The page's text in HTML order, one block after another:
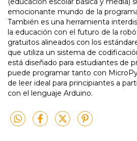
emocionante mundo de la
También es una herramienta
la educación con el futuro de la
gratuitos alineados con los
que utiliza un sistema de
está diseñado para estudiantes de
puede programar tanto con
de leer ideal para principiantes a
con el lenguaje Arduino.